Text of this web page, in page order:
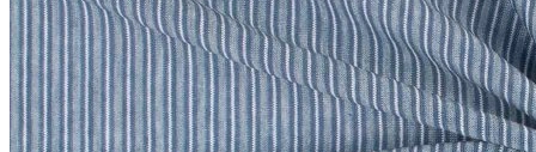
В наличии 20 м
хлопок 100%
140 смсеро-синий
1 500₽
за м